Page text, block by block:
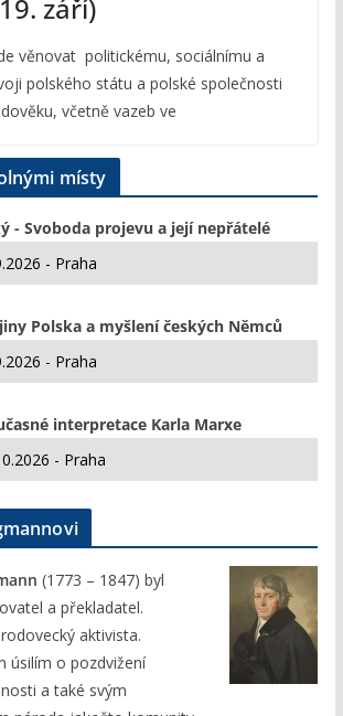
září)
věnovat politickému, sociálnímu a
polského státu a polské společnosti
včetně vazeb ve
místy
- Svoboda projevu a její nepřátelé
- Praha
Polska a myšlení českých Němců
- Praha
interpretace Karla Marxe
- Praha
(1773 – 1847) byl
a překladatel.
aktivista.
úsilím o pozdvižení
a také svým